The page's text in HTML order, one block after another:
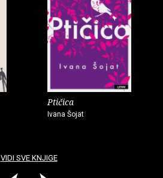
Ptičica
Ivana Šojat
VIDI SVE KNJIGE